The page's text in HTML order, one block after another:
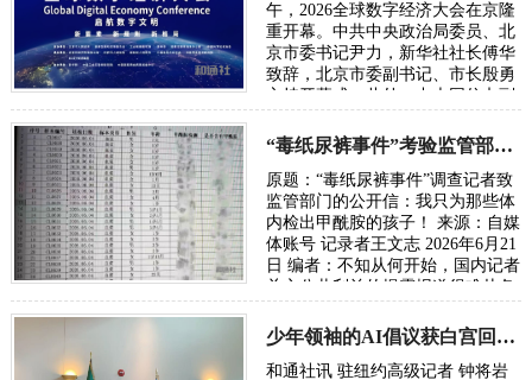
午，2026全球数字经济大会在京隆
重开幕。中共中央政治局委员、北
京市委书记尹力，新华社社长傅华
致辞，北京市委副书记、市长殷勇
主持开幕式。此外，中央网信办副
国家发…
时间：2026-07-03
“毒纸尿裤事件”考验监管部门的党性初心与执法能力
原题：“毒纸尿裤事件”调查记者致
监管部门的公开信：我只为那些体
内检出甲酰胺的孩子！ 来源：自媒
体账号 记录者王文志 2026年6月21
日 编者：不知从何开始，国内记者
关心公共利益的揭露报道很难从各
或者…
时间：2026-06-29
少年领袖的AI倡议获白宫回信：总统鼓励下一代投身AI时代
和通社讯 驻纽约高级记者 钟将岩